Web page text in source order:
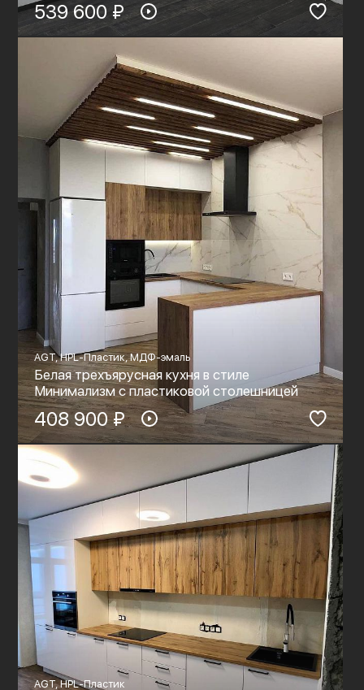
539 600 ₽
AGT, HPL-Пластик, МДФ-эмаль
Белая трехъярусная кухня в стиле
Минимализм с пластиковой столешницей
408 900 ₽
AGT, HPL-Пластик